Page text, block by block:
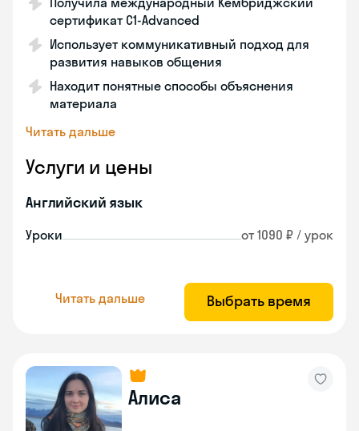
сертификат С1-Advanced
Использует коммуникативный подход для
развития навыков общения
Находит понятные способы объяснения
материала
Читать дальше
Услуги и цены
Английский язык
Уроки от 1090 ₽ / урок
Читать дальше Выбрать время
Алиса